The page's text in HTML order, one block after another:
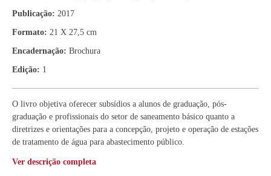
Publicação: 2017
Formato: 21 X 27,5 cm
Encadernação: Brochura
Edição: 1
O livro objetiva oferecer subsídios a alunos de graduação, pós-
graduação e profissionais do setor de saneamento básico quanto a
diretrizes e orientações para a concepção, projeto e operação de estações
de tratamento de água para abastecimento público.
Ver descrição completa